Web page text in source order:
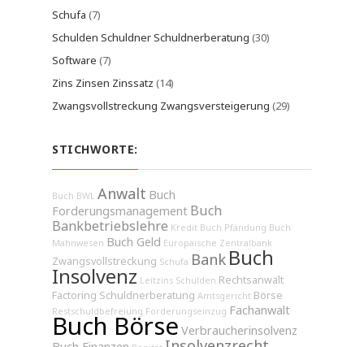
Schufa (7)
Schulden Schuldner Schuldnerberatung (30)
Software (7)
Zins Zinsen Zinssatz (14)
Zwangsvollstreckung Zwangsversteigerung (29)
STICHWORTE:
Buch BWL Anwalt Buch
Forderungsmanagement Buch
Bankbetriebslehre Kredit Buch Pfändung Buch
Mahnwesen Buch Geld Europäische Zentralbank
Zwangsvollstreckung Schufa Bank Buch
Insolvenz Leitzins Schulden Rechtsanwalt
Factoring Schuldnerberatung Amtsgericht Börse
Restschuldbefreiung Forderungseinzug Fachanwalt
Buch Börse Verbraucherinsolvenz